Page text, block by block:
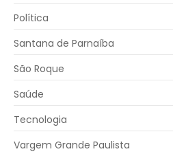
Política
Santana de Parnaíba
São Roque
Saúde
Tecnologia
Vargem Grande Paulista